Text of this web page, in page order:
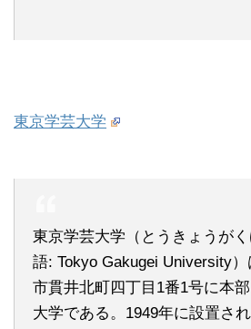
東京学芸大学
東京学芸大学（とうきょうが
語: Tokyo Gakugei University
市貫井北町四丁目1番1号に本
大学である。1949年に設置さ